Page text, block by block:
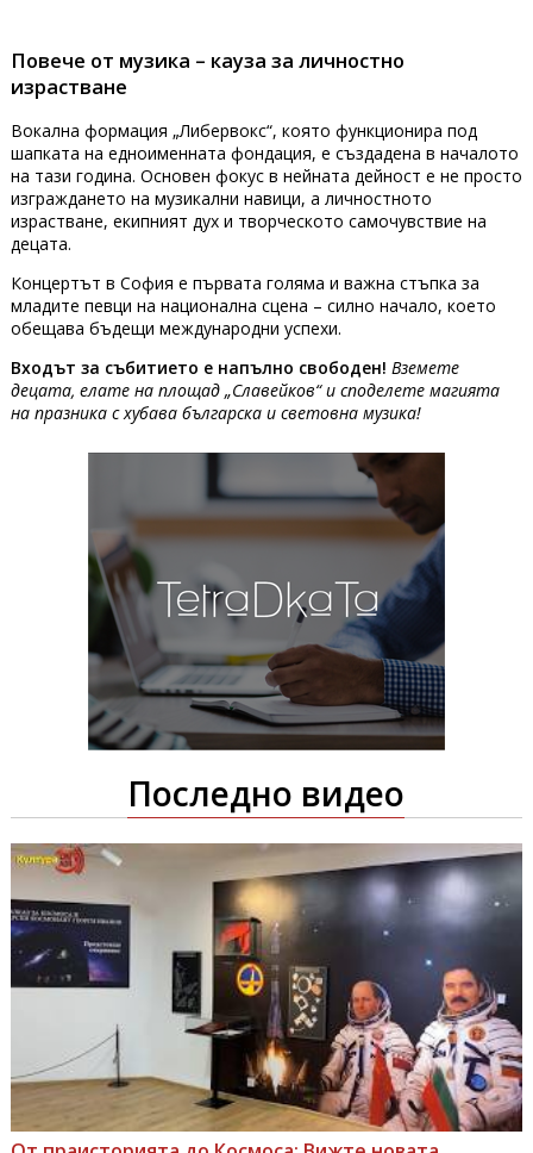
Повече от музика – кауза за личностно
израстване
Вокална формация „Либервокс“, която функционира под
шапката на едноименната фондация, е създадена в началото
на тази година. Основен фокус в нейната дейност е не просто
изграждането на музикални навици, а личностното
израстване, екипният дух и творческото самочувствие на
децата.
Концертът в София е първата голяма и важна стъпка за
младите певци на национална сцена – силно начало, което
обещава бъдещи международни успехи.
Входът за събитието е напълно свободен! Вземете
децата, елате на площад „Славейков“ и споделете магията
на празника с хубава българска и световна музика!
Последно видео